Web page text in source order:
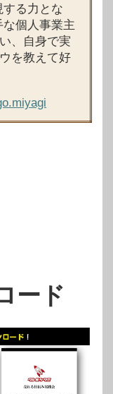
する力とな
な個人事業主
、自身で実
を教えて好
ード